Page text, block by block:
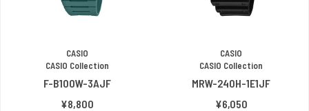
CASIO
CASIO Collection
F-B100W-3AJF
¥8,800
CASIO
CASIO Collection
MRW-240H-1E1JF
¥6,050